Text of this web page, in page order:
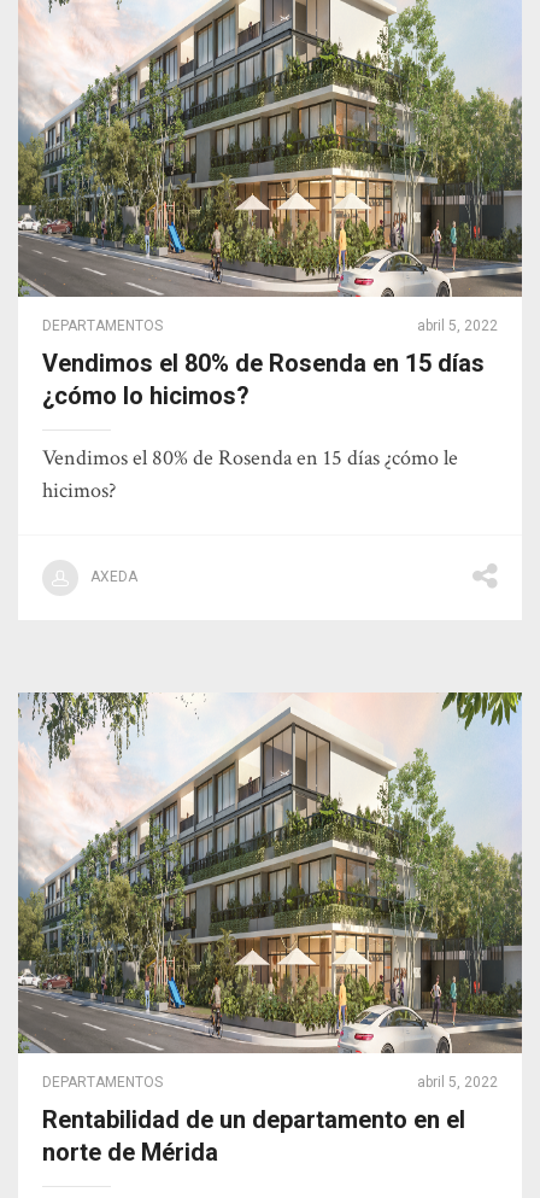
DEPARTAMENTOS abril 5, 2022
Vendimos el 80% de Rosenda en 15 días
¿cómo lo hicimos?
Vendimos el 80% de Rosenda en 15 días ¿cómo le
hicimos?
AXEDA
DEPARTAMENTOS abril 5, 2022
Rentabilidad de un departamento en el
norte de Mérida